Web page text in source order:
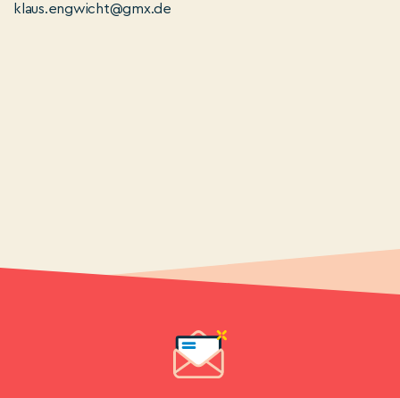
klaus.engwicht@gmx.de